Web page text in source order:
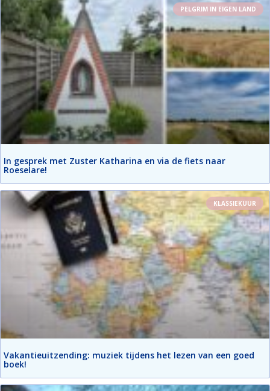
PELGRIM IN EIGEN LAND
In gesprek met Zuster Katharina en via de fiets naar
Roeselare!
KLASSIEKUUR
Vakantieuitzending: muziek tijdens het lezen van een goed
boek!